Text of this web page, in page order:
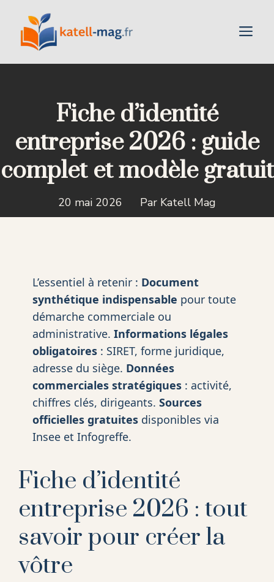
contenu
Fiche d’identité
entreprise 2026 : guide
complet et modèle gratuit
20 mai 2026 Par Katell Mag
L’essentiel à retenir : Document
synthétique indispensable pour toute
démarche commerciale ou
administrative. Informations légales
obligatoires: SIRET, forme juridique,
adresse du siège. Données
commerciales stratégiques: activité,
chiffres clés, dirigeants. Sources
officielles gratuitesdisponibles via
Insee et Infogreffe.
Fiche d’identité
entreprise 2026 : tout
savoir pour créer la
vôtre